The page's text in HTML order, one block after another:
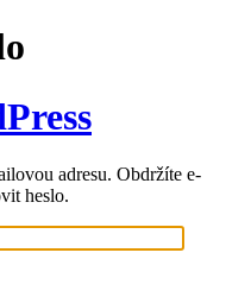
adresu. Obdržíte e-
heslo.